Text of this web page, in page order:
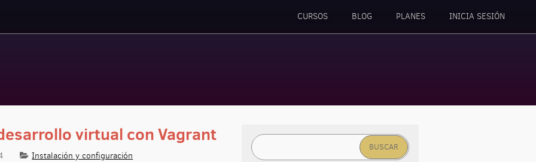
CURSOS BLOG PLANES INICIA SESIÓN
virtual con Vagrant
Instalación y configuración
Buscar: